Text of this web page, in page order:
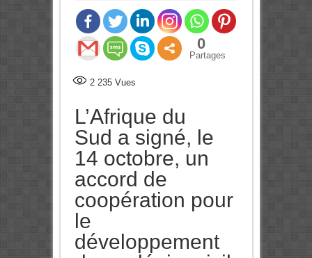
0
Partages
2 235Vues
L’Afrique du
Sud a signé, le
14 octobre, un
accord de
coopération pour
le
développement